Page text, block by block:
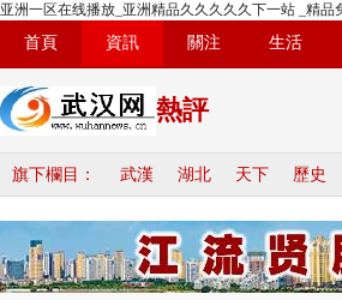
亚洲一区在线播放_亚洲精品久久久久久下一站 _精品
首頁 資訊 關注 生活
熱評
旗下欄目： 武漢 湖北 天下 歷史